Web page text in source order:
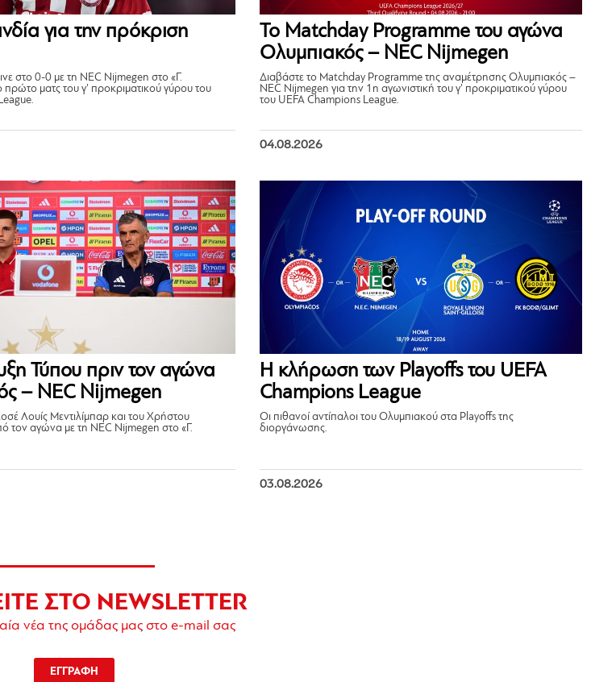
για την πρόκριση
στο 0-0 με τη NEC Nijmegen στο «Γ.
ματς του γ’ προκριματικού γύρου του
Το Matchday Programme του αγώνα
Ολυμπιακός – NEC Nijmegen
Διαβάστε το Matchday Programme της αναμέτρησης Ολυμπιακός –
NEC Nijmegen για την 1η αγωνιστική του γ’ προκριματικού γύρου
του UEFA Champions League.
04.08.2026
Τύπου πριν τον αγώνα
– NEC Nijmegen
Λουίς Μεντιλίμπαρ και του Χρήστου
τον αγώνα με τη NEC Nijmegen στο «Γ.
Η κλήρωση των Playoffs του UEFA
Champions League
Οι πιθανοί αντίπαλοι του Ολυμπιακού στα Playoffs της
διοργάνωσης.
03.08.2026
ΣΤΟ NEWSLETTER
νέα της ομάδας μας στο e-mail σας
ΕΓΓΡΑΦΗ